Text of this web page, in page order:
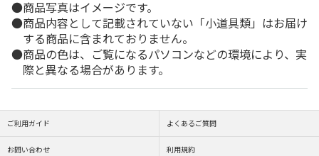
商品写真はイメージです。
商品内容として記載されていない「小道具類」はお届け
する商品に含まれておりません。
商品の色は、ご覧になるパソコンなどの環境により、実
際と異なる場合があります。
ご利用ガイド よくあるご質問
お問い合わせ 利用規約